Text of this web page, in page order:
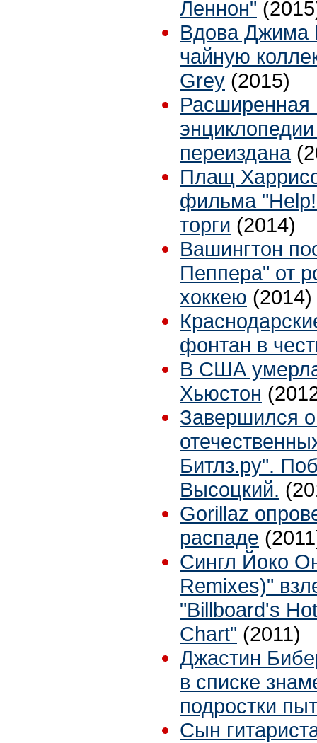
Леннон"
Вдова Джима
чайную
Grey (2015)
Расширенная
переиздана
Плащ
фильма
торги (2014)
Вашингтон
Пеппера" от
хоккею (2014)
фонтан в
В США
Хьюстон
Завершился
Битлз.ру".
Высоцкий.
Gorillaz
распаде
Сингл Йоко
Remixes)"
"Billboard's
Chart" (2011)
Джастин
в списке
подростки
Сын